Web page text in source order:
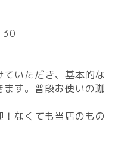
いただき、基本的な
す。普段お使いの珈
なくても当店のもの